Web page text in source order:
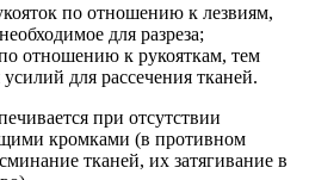
по отношению к лезвиям,
для разреза;
отношению к рукояткам, тем
для рассечения тканей.
при отсутствии
кромками (в противном
тканей, их затягивание в